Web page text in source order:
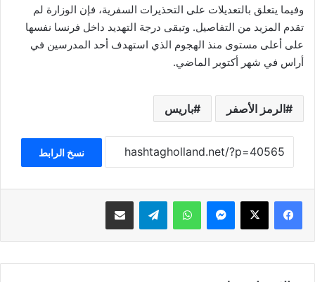
وفيما يتعلق بالتعديلات على التحذيرات السفرية، فإن الوزارة لم
تقدم المزيد من التفاصيل. وتبقى درجة التهديد داخل فرنسا نفسها
على أعلى مستوى منذ الهجوم الذي استهدف أحد المدرسين في
أراس في شهر أكتوبر الماضي.
الرمز الأصفر باريس
نسخ الرابط
فيسبوك ‫X ماسنجر واتساب تيلقرام مشاركة عبر البريد